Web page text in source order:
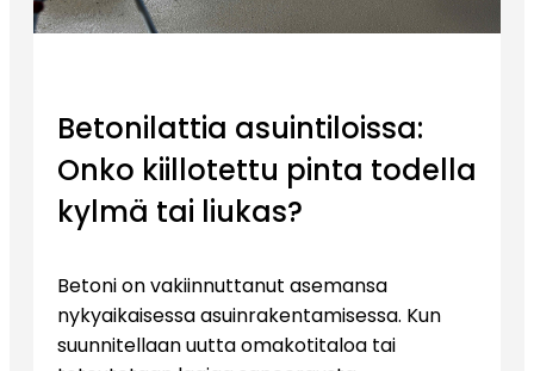
Betonilattia asuintiloissa:
Onko kiillotettu pinta todella
kylmä tai liukas?
Betoni on vakiinnuttanut asemansa
nykyaikaisessa asuinrakentamisessa. Kun
suunnitellaan uutta omakotitaloa tai